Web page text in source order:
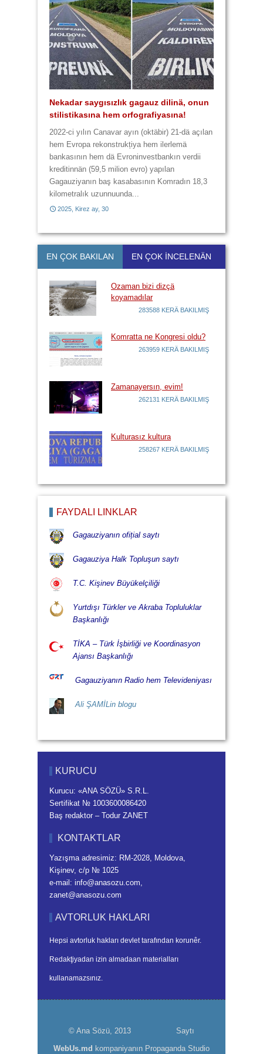
Nekadar saygısızlık gagauz dilinä, onun
stilistikasına hem orfografiyasına!
2022-ci yılın Canavar ayın (oktäbir) 21-dä açılan
hem Evropa rekonstrukțiya hem ilerlemä
bankasının hem dä Evroninvestbankın verdii
kreditinnän (59,5 milion evro) yapılan
Gagauziyanın baş kasabasının Komradın 18,3
kilometralık uzunnuunda...
2025, Kirez ay, 30
Zavalı Gagauz Dilimiz! Hem zaametä,
hem da harcanan paraya yazık!
2017, Kirez ay, 21
Kulturasız kultura
2014, Çiçek ay, 28
Yannışlıklar karma karışık
2014, Baba Marta, 29
4 lafta 9 yannışlık var
Üç lafta 6 yannışlık
2014, Büük ay, 11
EN ÇOK BAKILAN EN ÇOK İNCELENÄN
Ozaman bizi dizçä
koyamadılar
283588 KERÄ BAKILMIŞ
Komratta ne Kongresi oldu?
263959 KERÄ BAKILMIŞ
Zamanayersın, evim!
262131 KERÄ BAKILMIŞ
Kulturasız kultura
258267 KERÄ BAKILMIŞ
FAYDALI LİNKLÄR
Gagauziyanın ofițial saytı
Gagauziya Halk Topluşun saytı
T.C. Kişinev Büyükelçiliği
Yurtdışı Türkler ve Akraba Topluluklar
Başkanlığı
TİKA – Türk İşbirliği ve Koordinasyon
Ajansı Başkanlığı
Gagauziyanın Radio hem Televideniyası
Ali ŞAMİLin blogu
KURUCU
Kurucu: «ANA SÖZÜ» S.R.L.
Sertifikat № 1003600086420
Baş redaktor – Todur ZANET
KONTAKTLAR
Yazışma adresimiz: RM-2028, Moldova,
Kişinev, c/p № 1025
e-mail: info@anasozu.com,
zanet@anasozu.com
AVTORLUK HAKLARI
Hepsi avtorluk hakları devlet tarafından korunêr.
Redakţiyadan izin almadaan materialları
kullanamazsınız.
© Ana Sözü, 2013
Saytı
WebUs.md kompaniyanın Propaganda Studio